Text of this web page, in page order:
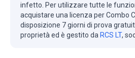
infetto. Per utilizzare tutte le
acquistare una licenza per Combo
disposizione 7 giorni di prova
proprietà ed è gestito da RCS LT,